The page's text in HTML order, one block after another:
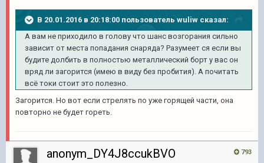
В 20.01.2016 в 20:18:00 пользователь wuliw сказал:
А вам не приходило в голову что шанс возгорания сильно
зависит от места попадания снаряда? Разумеет ся если вы
будите долбить в полностью металлический борт у вас он
вряд ли загорится (имею в виду без пробития). А почитать
всё токи стоит это полезно.
Загорится. Но вот если стрелять по уже горящей части, она
повторно не будет гореть.
793
anonym_DY4J8ccukBVO